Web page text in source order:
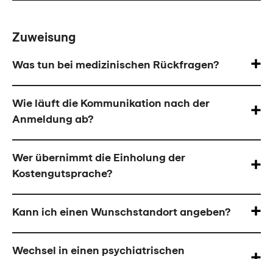
Zuweisung
Was tun bei medizinischen Rückfragen?
Wie läuft die Kommunikation nach der
Anmeldung ab?
Wer übernimmt die Einholung der
Kostengutsprache?
Kann ich einen Wunschstandort angeben?
Wechsel in einen psychiatrischen